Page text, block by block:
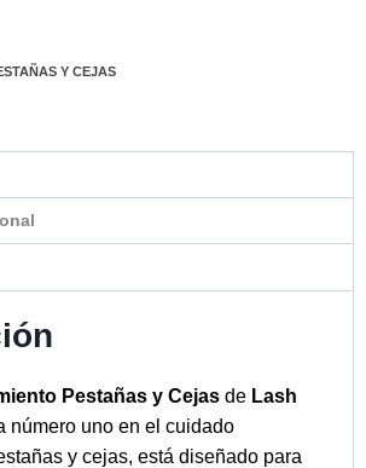
Y CEJAS
Pestañas y Cejas de Lash
número uno en el cuidado
y cejas, está diseñado para